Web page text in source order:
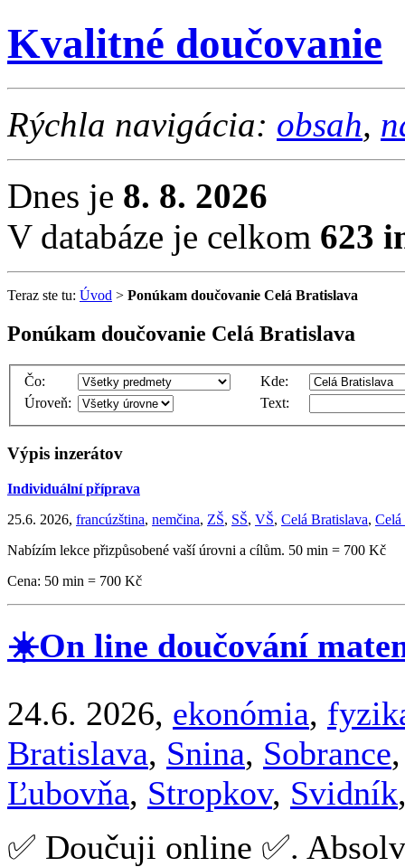
Kvalitné doučovanie
Rýchla navigácia: obsah,
Dnes je 8. 8. 2026
V databáze je celkom 623
Teraz ste tu: Úvod > Ponúkam doučovanie Celá Bratislava
Ponúkam doučovanie Celá Bratislava
Čo:
Kde:
Úroveň:
Text:
Výpis inzerátov
Individuální příprava
25.6. 2026, francúzština, nemčina, ZŠ, SŠ, VŠ, Celá Bratislava, Celá
Nabízím lekce přizpůsobené vaší úrovni a cílům. 50 min = 700 Kč
Cena: 50 min = 700 Kč
☀️On line doučování
24.6. 2026, ekonómia,
Bratislava, Snina, Sobrance
Ľubovňa, Stropkov, Svidník
✅ Doučuji online ✅.